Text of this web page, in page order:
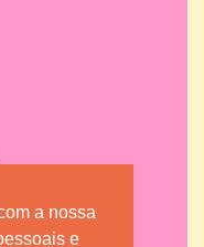
a nossa
e